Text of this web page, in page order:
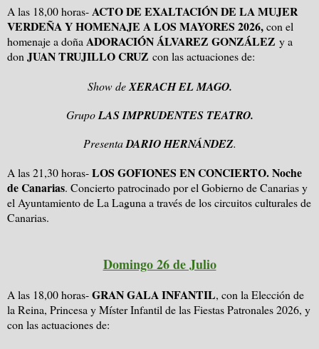
A las 18,00 horas-ACTO DE EXALTACIÓN DE LA MUJER
VERDEÑA Y HOMENAJE A LOS MAYORES 2026,con el
homenaje a doña ADORACIÓN ÁLVAREZ GONZÁLEZ y a
don JUAN TRUJILLO CRUZ con las actuaciones de:
Show deXERACH EL MAGO.
GrupoLAS IMPRUDENTES TEATRO.
PresentaDARIO HERNÁNDEZ.
A las 21,30 horas-LOS GOFIONES EN CONCIERTO. Noche
de Canarias. Concierto patrocinado por el Gobierno de Canarias y
el Ayuntamiento de La Laguna a través de los circuitos culturales de
Canarias.
Domingo 26 de Julio
A las 18,00 horas-GRAN GALA INFANTIL, con la Elección de
la Reina, Princesa y Míster Infantil de las Fiestas Patronales 2026, y
con las actuaciones de: